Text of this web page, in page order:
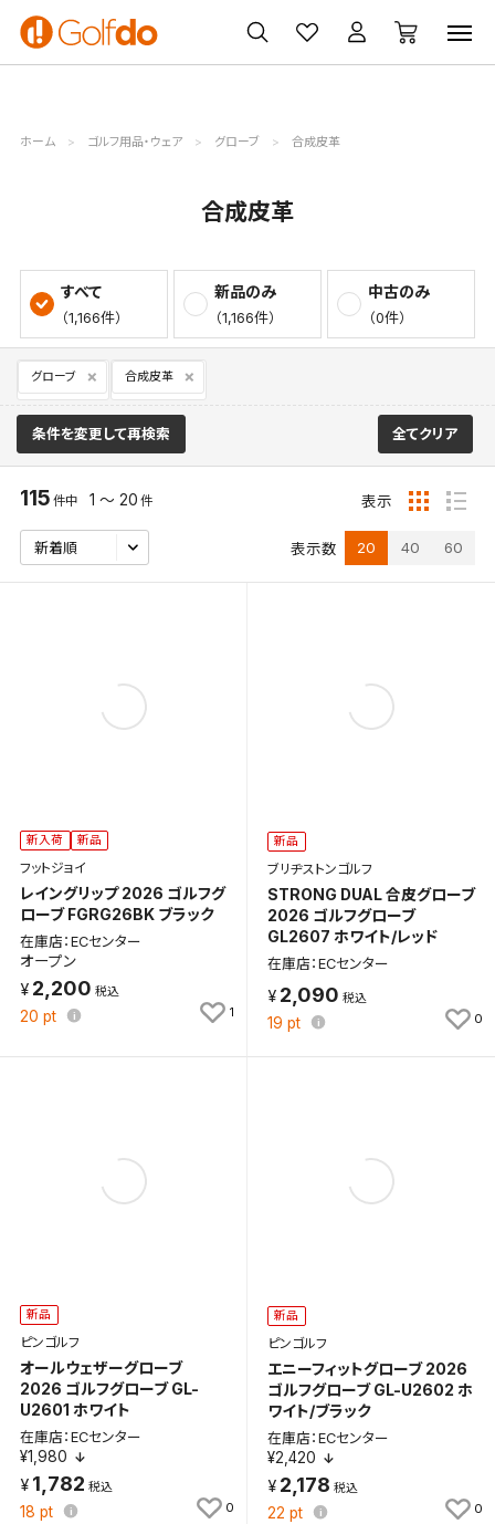
ゴルフ
クラブ
ゴルフ用品
買取
無料査定
クーポン
一覧
ホーム ゴルフ用品・ウェア グローブ 合成皮革
合成皮革
すべて
（1,166件）
新品のみ
（1,166件）
中古のみ
（0件）
グローブ 合成皮革
条件を変更して再検索 全てクリア
115 件中 1 ～ 20 件 表示
表示数 20 40 60
新入荷 新品
フットジョイ
レイングリップ 2026 ゴルフグ
ローブ FGRG26BK ブラック
在庫店：ECセンター
オープン
2,200
20 pt 1
新品
ブリヂストンゴルフ
STRONG DUAL 合皮グローブ
2026 ゴルフグローブ
GL2607 ホワイト/レッド
在庫店：ECセンター
2,090
19 pt 0
新品
ピンゴルフ
オールウェザーグローブ
2026 ゴルフグローブ GL-
U2601 ホワイト
在庫店：ECセンター
¥1,980
1,782
18 pt 0
新品
ピンゴルフ
エニーフィットグローブ 2026
ゴルフグローブ GL-U2602 ホ
ワイト/ブラック
在庫店：ECセンター
¥2,420
2,178
22 pt 0